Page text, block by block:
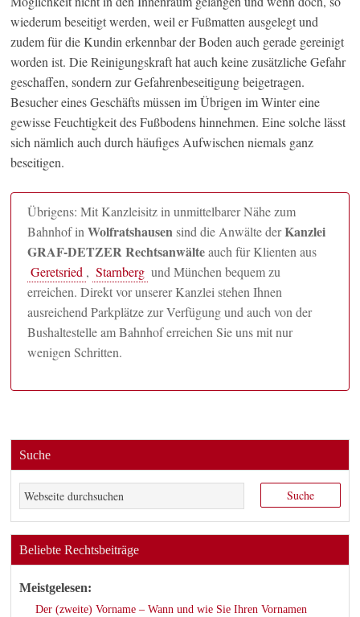
wiederum beseitigt werden, weil er Fußmatten ausgelegt und
zudem für die Kundin erkennbar der Boden auch gerade gereinigt
worden ist. Die Reinigungskraft hat auch keine zusätzliche Gefahr
geschaffen, sondern zur Gefahrenbeseitigung beigetragen.
Besucher eines Geschäfts müssen im Übrigen im Winter eine
gewisse Feuchtigkeit des Fußbodens hinnehmen. Eine solche lässt
sich nämlich auch durch häufiges Aufwischen niemals ganz
beseitigen.
Übrigens: Mit Kanzleisitz in unmittelbarer Nähe zum
Bahnhof inWolfratshausensind die Anwälte derKanzlei
GRAF-DETZER Rechtsanwälteauch für Klienten aus
Geretsried , Starnberg und München bequem zu
erreichen. Direkt vor unserer Kanzlei stehen Ihnen
ausreichend Parkplätze zur Verfügung und auch von der
Bushaltestelle am Bahnhof erreichen Sie uns mit nur
wenigen Schritten.
Suche
Beliebte Rechtsbeiträge
Meistgelesen:
Der (zweite) Vorname – Wann und wie Sie Ihren Vornamen